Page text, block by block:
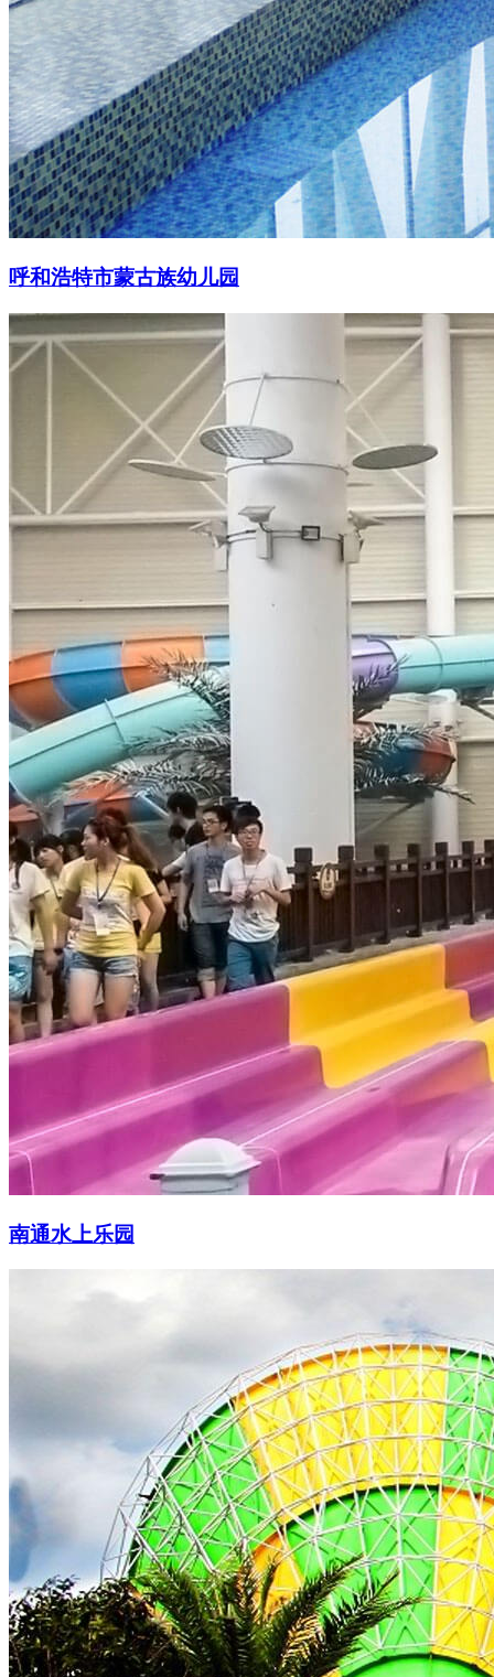
呼和浩特市蒙古族幼儿园
南通水上乐园